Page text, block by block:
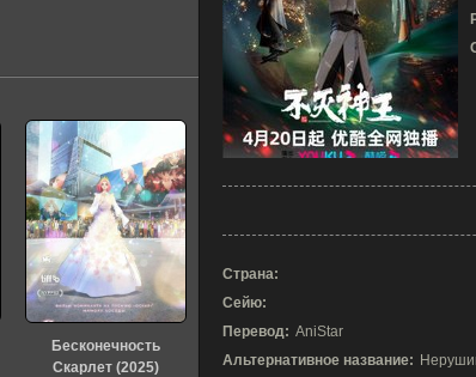
Страна:
Сейю:
Перевод: AniStar
Альтернативное название:
Бесконечность
Скарлет (2025)